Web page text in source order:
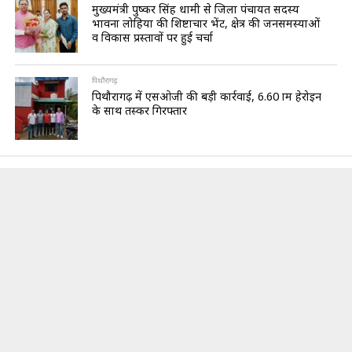
मुख्यमंत्री पुष्कर सिंह धामी से जिला पंचायत सदस्य
भावना लोहिया की शिष्टाचार भेंट, क्षेत्र की जनसमस्याओं
व विकास प्रस्तावों पर हुई चर्चा
पिथौरागढ़
पिथौरागढ़ में एसओजी की बड़ी कार्रवाई, 6.60 ग्राम हेरोइन
के साथ तस्कर गिरफ्तार